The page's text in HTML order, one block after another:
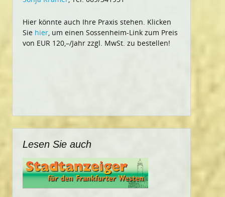
Hier könnte auch Ihre Praxis stehen. Klicken
Sie hier , um einen Sossenheim-Link zum Preis
von EUR 120,–/Jahr zzgl. MwSt. zu bestellen!
Lesen Sie auch